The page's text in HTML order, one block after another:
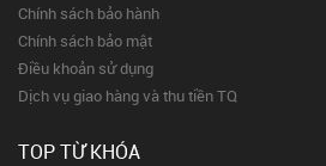
Chính sách bảo hành
Chính sách bảo mật
Điều khoản sử dụng
Dịch vụ giao hàng và thu tiền TQ
TOP TỪ KHÓA